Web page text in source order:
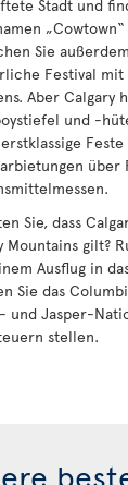
Stadt und
Sie
Festival mit
Aber Calgary
und -
Sie, dass
Mountains gilt?
Ausflug in
Sie das
und Jasper-
stellen.